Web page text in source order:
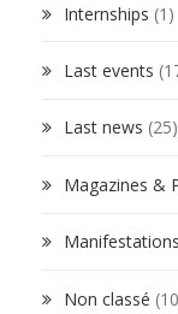
Internships (1)
Last events
Last news (25)
Magazines &
Manifestations
Non classé